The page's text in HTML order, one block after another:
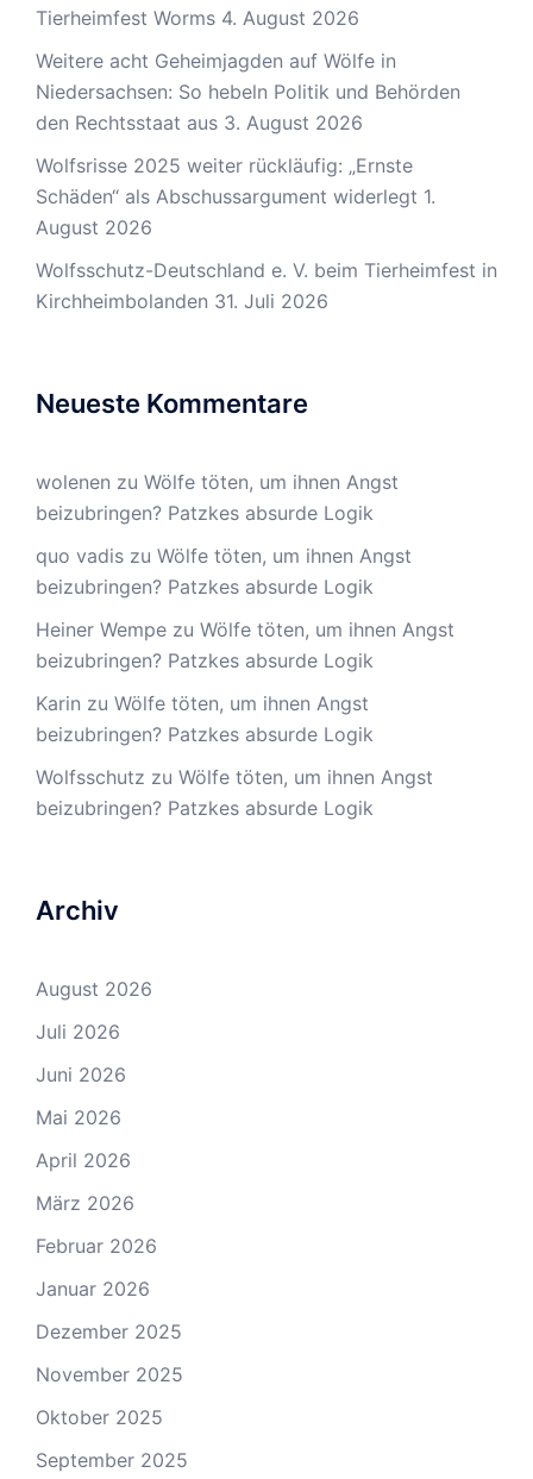
Tierheimfest Worms 4. August 2026
Weitere acht Geheimjagden auf Wölfe in
Niedersachsen: So hebeln Politik und Behörden
den Rechtsstaat aus 3. August 2026
Wolfsrisse 2025 weiter rückläufig: „Ernste
Schäden“ als Abschussargument widerlegt 1.
August 2026
Wolfsschutz-Deutschland e. V. beim Tierheimfest in
Kirchheimbolanden 31. Juli 2026
Neueste Kommentare
wolenen zu Wölfe töten, um ihnen Angst
beizubringen? Patzkes absurde Logik
quo vadis zu Wölfe töten, um ihnen Angst
beizubringen? Patzkes absurde Logik
Heiner Wempe zu Wölfe töten, um ihnen Angst
beizubringen? Patzkes absurde Logik
Karin zu Wölfe töten, um ihnen Angst
beizubringen? Patzkes absurde Logik
Wolfsschutz zu Wölfe töten, um ihnen Angst
beizubringen? Patzkes absurde Logik
Archiv
August 2026
Juli 2026
Juni 2026
Mai 2026
April 2026
März 2026
Februar 2026
Januar 2026
Dezember 2025
November 2025
Oktober 2025
September 2025